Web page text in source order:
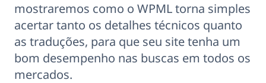
mostraremos como o WPML torna simples
acertar tanto os detalhes técnicos quanto
as traduções, para que seu site tenha um
bom desempenho nas buscas em todos os
mercados.